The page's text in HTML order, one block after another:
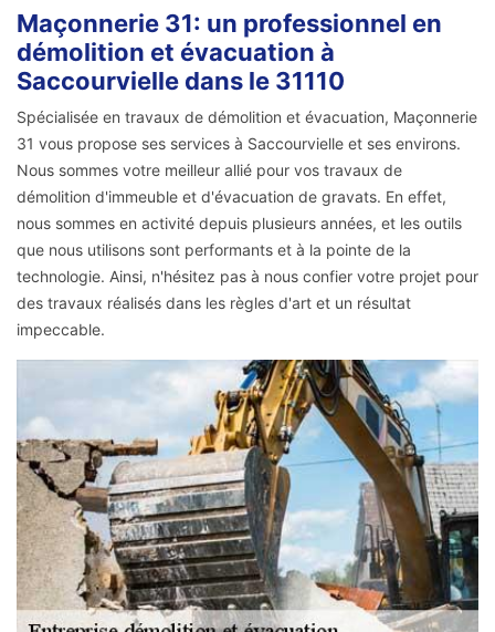
Maçonnerie 31: un professionnel en
démolition et évacuation à
Saccourvielle dans le 31110
Spécialisée en travaux de démolition et évacuation, Maçonnerie
31 vous propose ses services à Saccourvielle et ses environs.
Nous sommes votre meilleur allié pour vos travaux de
démolition d'immeuble et d'évacuation de gravats. En effet,
nous sommes en activité depuis plusieurs années, et les outils
que nous utilisons sont performants et à la pointe de la
technologie. Ainsi, n'hésitez pas à nous confier votre projet pour
des travaux réalisés dans les règles d'art et un résultat
impeccable.